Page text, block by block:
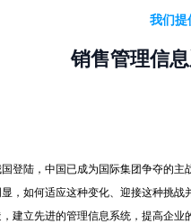
我们提
销售管理信
登陆，中国已成为国际集团争夺的
，如何适应这种变化、迎接这种挑
建立先进的管理信息系统，提高企业